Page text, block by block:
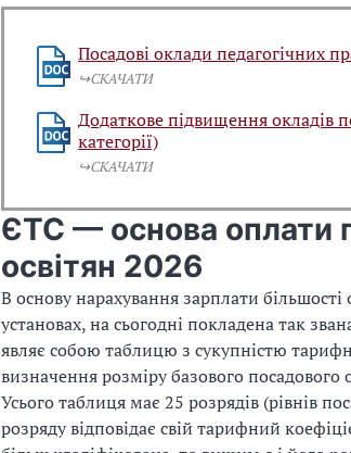
Посадові оклади педагогічних
↪️СКАЧАТИ
Додаткове підвищення окладів
категорії)
↪️СКАЧАТИ
ЄТС — основа оплати
освітян 2026
В основу нарахування зарплати
установах, на сьогодні покладена так
являє собою таблицю з сукупністю
визначення розміру базового посадового
Усього таблиця має 25 розрядів (рівнів
розряду відповідає свій тарифний